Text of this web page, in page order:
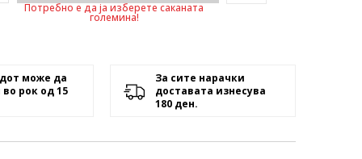
Потребно е да ја изберете саканата
големина!
може да
во рок од 15
За сите нарачки
доставата изнесува
180 ден.